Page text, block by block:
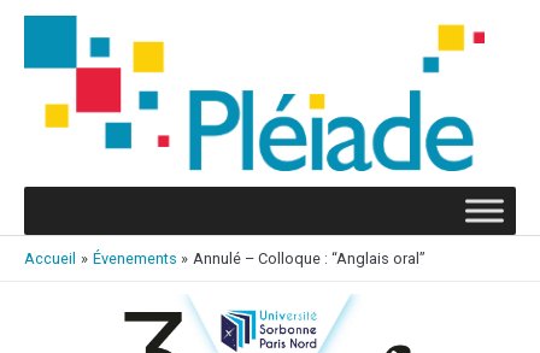
Aller
contenu
Accueil Évenements Annulé – Colloque : “Anglais oral”